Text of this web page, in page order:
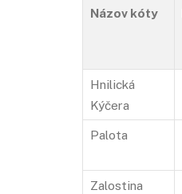
Názov kóty
Hnilická
Kýčera
Palota
Zalostina